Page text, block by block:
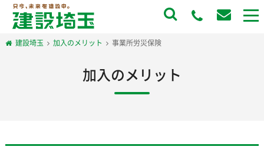
建設埼玉 加入のメリット 事業所労災保険
加入のメリット